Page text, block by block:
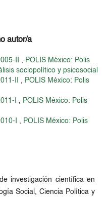
autor/a
II , POLIS México: Polis
sociopolítico y psicosocial
II , POLIS México: Polis
I , POLIS México: Polis
I , POLIS México: Polis
investigación científica en
Social, Ciencia Política y